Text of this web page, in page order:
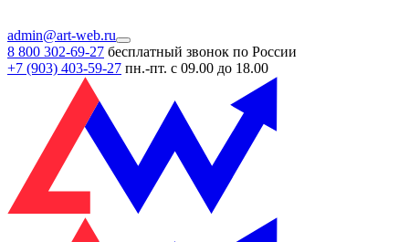
admin@art-web.ru
8 800 302-69-27 бесплатный звонок по России
+7 (903) 403-59-27 пн.-пт. с 09.00 до 18.00